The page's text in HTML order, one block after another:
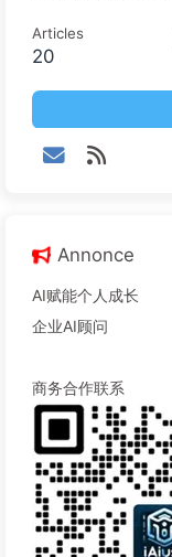
Articles
20
Annonce
AI赋能个人成长
企业AI顾问
商务合作联系